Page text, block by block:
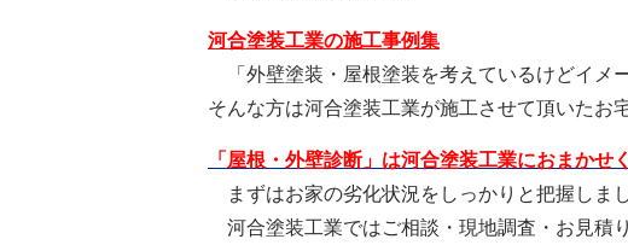
河合塗装工業の施工事例集
「外壁塗装・屋根塗装を考えているけどイメ
そんな方は河合塗装工業が施工させて頂いたお
「屋根・外壁診断」は河合塗装工業におまかせ
まずはお家の劣化状況をしっかりと把握しまし
河合塗装工業ではご相談・現地調査・お見積